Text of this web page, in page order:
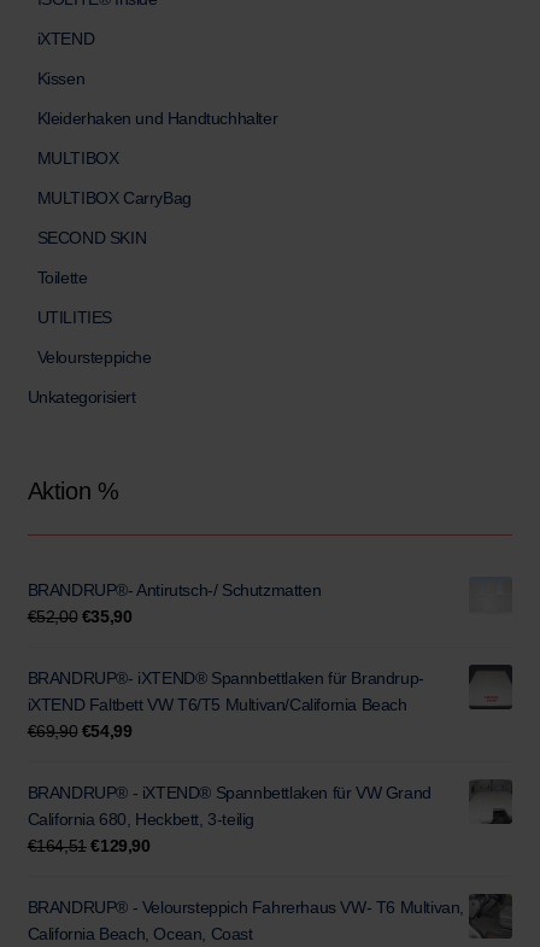
iXTEND
Kissen
Kleiderhaken und Handtuchhalter
MULTIBOX
MULTIBOX CarryBag
SECOND SKIN
Toilette
UTILITIES
Veloursteppiche
Unkategorisiert
Aktion %
BRANDRUP®- Antirutsch-/ Schutzmatten
€52,00 Ursprünglicher
war:
€52,00
€35,90Aktueller
ist:
€35,90.
BRANDRUP®- iXTEND® Spannbettlaken für Brandrup-
iXTEND Faltbett VW T6/T5 Multivan/California Beach
€69,90 Ursprünglicher
war:
€69,90
€54,99Aktueller
ist:
€54,99.
BRANDRUP® - iXTEND® Spannbettlaken für VW Grand
California 680, Heckbett, 3-teilig
€164,51Ursprünglicher
war:
€164,51
€129,90Aktueller
ist:
€129,90.
BRANDRUP® - Veloursteppich Fahrerhaus VW- T6 Multivan,
California Beach, Ocean, Coast